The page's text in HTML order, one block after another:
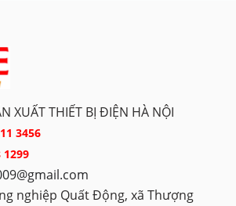
XUẤT THIẾT BỊ ĐIỆN HÀ NỘI
3456
1299
nghiệp Quất Động, xã Thượng